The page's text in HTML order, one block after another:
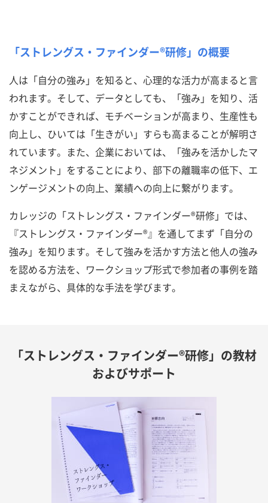
「ストレングス・ファインダー®研修」の概要
人は「自分の強み」を知ると、心理的な活力が高まると言
われます。そして、データとしても、「強み」を知り、活
かすことができれば、モチベーションが高まり、生産性も
向上し、ひいては「生きがい」すらも高まることが解明さ
れています。また、企業においては、「強みを活かしたマ
ネジメント」をすることにより、部下の離職率の低下、エ
ンゲージメントの向上、業績への向上に繋がります。
カレッジの「ストレングス・ファインダー®研修」では、
『ストレングス・ファインダー®』を通してまず「自分の
強み」を知ります。そして強みを活かす方法と他人の強み
を認める方法を、ワークショップ形式で参加者の事例を踏
まえながら、具体的な手法を学びます。
「ストレングス・ファインダー®研修」の教材
およびサポート